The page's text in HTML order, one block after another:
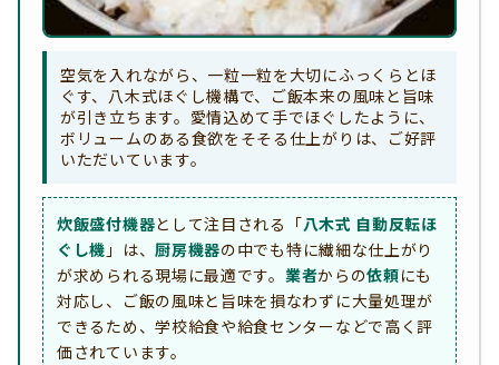
空気を入れながら、一粒一粒を大切にふっくらとほ
ぐす、八木式ほぐし機構で、ご飯本来の風味と旨味
が引き立ちます。愛情込めて手でほぐしたように、
ボリュームのある食欲をそそる仕上がりは、ご好評
いただいています。
炊飯盛付機器として注目される「八木式 自動反転ほ
ぐし機 」は、厨房機器の中でも特に繊細な仕上がり
が求められる現場に最適です。 業者からの依頼にも
対応し、ご飯の風味と旨味を損なわずに大量処理が
できるため、学校給食や給食センターなどで高く評
価されています。